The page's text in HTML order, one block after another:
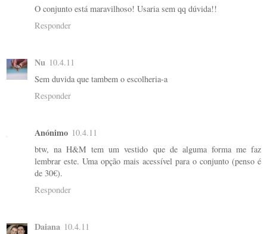
O conjunto está maravilhoso! Usaria sem qq dúvida!!
Responder
Nu 10.4.11
Sem duvida que tambem o escolheria-a
Responder
Anónimo 10.4.11
btw, na H&M tem um vestido que de alguma forma me faz
lembrar este. Uma opção mais acessível para o conjunto (penso é
de 30€).
Responder
Daiana 10.4.11